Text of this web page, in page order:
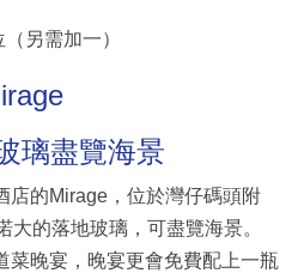
另需加一）
璃盡覽海景
店的Mirage，位於灣仔碼頭附
的落地玻璃，可盡覽海景。
菜晚宴，晚宴更會免費配上一瓶